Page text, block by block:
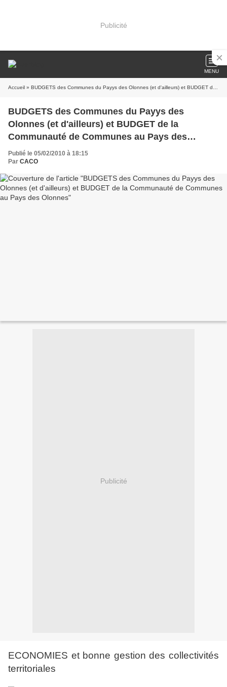
Publicité
MENU
Accueil » BUDGETS des Communes du Payys des Olonnes (et d'ailleurs) et BUDGET de la Communauté de Communes au Pays des Olonnes
BUDGETS des Communes du Payys des
Olonnes (et d'ailleurs) et BUDGET de la
Communauté de Communes au Pays des
Olonnes
Publié le 05/02/2010 à 18:15
Par CACO
Publicité
ECONOMIES et bonne gestion des collectivités
territoriales